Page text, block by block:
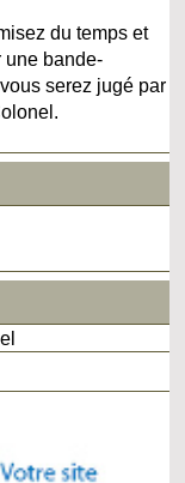
du temps et
une bande-
serez jugé par